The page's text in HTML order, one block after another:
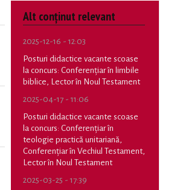
Alt conținut relevant
2025-12-16 - 12:03
Posturi didactice vacante scoase
la concurs: Conferențiar în limbile
biblice, Lector în Noul Testament
2025-04-17 - 11:06
Posturi didactice vacante scoase
la concurs: Conferențiar în
teologie practică unitariană,
Conferențiar în Vechiul Testament,
Lector în Noul Testament
2025-03-25 - 17:39